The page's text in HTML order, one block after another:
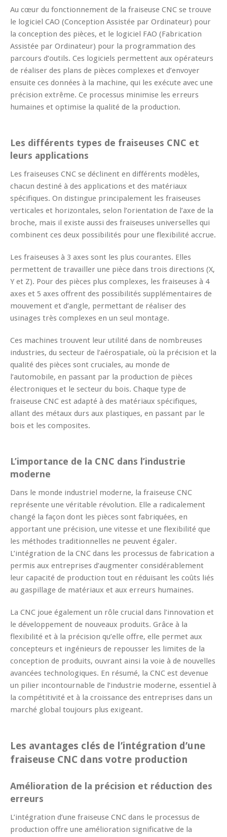
Au cœur du fonctionnement de la fraiseuse CNC se trouve
le logiciel CAO (Conception Assistée par Ordinateur) pour
la conception des pièces, et le logiciel FAO (Fabrication
Assistée par Ordinateur) pour la programmation des
parcours d’outils. Ces logiciels permettent aux opérateurs
de réaliser des plans de pièces complexes et d’envoyer
ensuite ces données à la machine, qui les exécute avec une
précision extrême. Ce processus minimise les erreurs
humaines et optimise la qualité de la production.
Les différents types de fraiseuses CNC et
leurs applications
Les fraiseuses CNC se déclinent en différents modèles,
chacun destiné à des applications et des matériaux
spécifiques. On distingue principalement les fraiseuses
verticales et horizontales, selon l’orientation de l’axe de la
broche, mais il existe aussi des fraiseuses universelles qui
combinent ces deux possibilités pour une flexibilité accrue.
Les fraiseuses à 3 axes sont les plus courantes. Elles
permettent de travailler une pièce dans trois directions (X,
Y et Z). Pour des pièces plus complexes, les fraiseuses à 4
axes et 5 axes offrent des possibilités supplémentaires de
mouvement et d’angle, permettant de réaliser des
usinages très complexes en un seul montage.
Ces machines trouvent leur utilité dans de nombreuses
industries, du secteur de l’aérospatiale, où la précision et la
qualité des pièces sont cruciales, au monde de
l’automobile, en passant par la production de pièces
électroniques et le secteur du bois. Chaque type de
fraiseuse CNC est adapté à des matériaux spécifiques,
allant des métaux durs aux plastiques, en passant par le
bois et les composites.
L’importance de la CNC dans l’industrie
moderne
Dans le monde industriel moderne, la fraiseuse CNC
représente une véritable révolution. Elle a radicalement
changé la façon dont les pièces sont fabriquées, en
apportant une précision, une vitesse et une flexibilité que
les méthodes traditionnelles ne peuvent égaler.
L’intégration de la CNC dans les processus de fabrication a
permis aux entreprises d’augmenter considérablement
leur capacité de production tout en réduisant les coûts liés
au gaspillage de matériaux et aux erreurs humaines.
La CNC joue également un rôle crucial dans l’innovation et
le développement de nouveaux produits. Grâce à la
flexibilité et à la précision qu’elle offre, elle permet aux
concepteurs et ingénieurs de repousser les limites de la
conception de produits, ouvrant ainsi la voie à de nouvelles
avancées technologiques. En résumé, la CNC est devenue
un pilier incontournable de l’industrie moderne, essentiel à
la compétitivité et à la croissance des entreprises dans un
marché global toujours plus exigeant.
Les avantages clés de l’intégration d’une
fraiseuse CNC dans votre production
Amélioration de la précision et réduction des
erreurs
L’intégration d’une fraiseuse CNC dans le processus de
production offre une amélioration significative de la